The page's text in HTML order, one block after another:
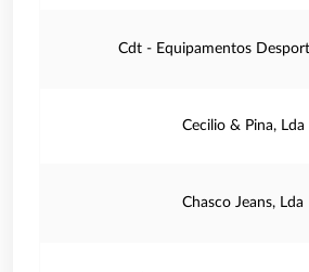
Cdt - Equipamentos
Cecilio & Pina, Lda
Chasco Jeans, Lda